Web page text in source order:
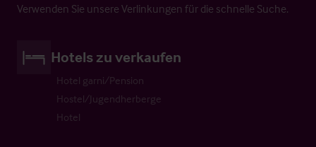
Verwenden Sie unsere Verlinkungen für die schnelle Suche.
Hotels zu verkaufen
Hotel garni/Pension
Hostel/Jugendherberge
Hotel